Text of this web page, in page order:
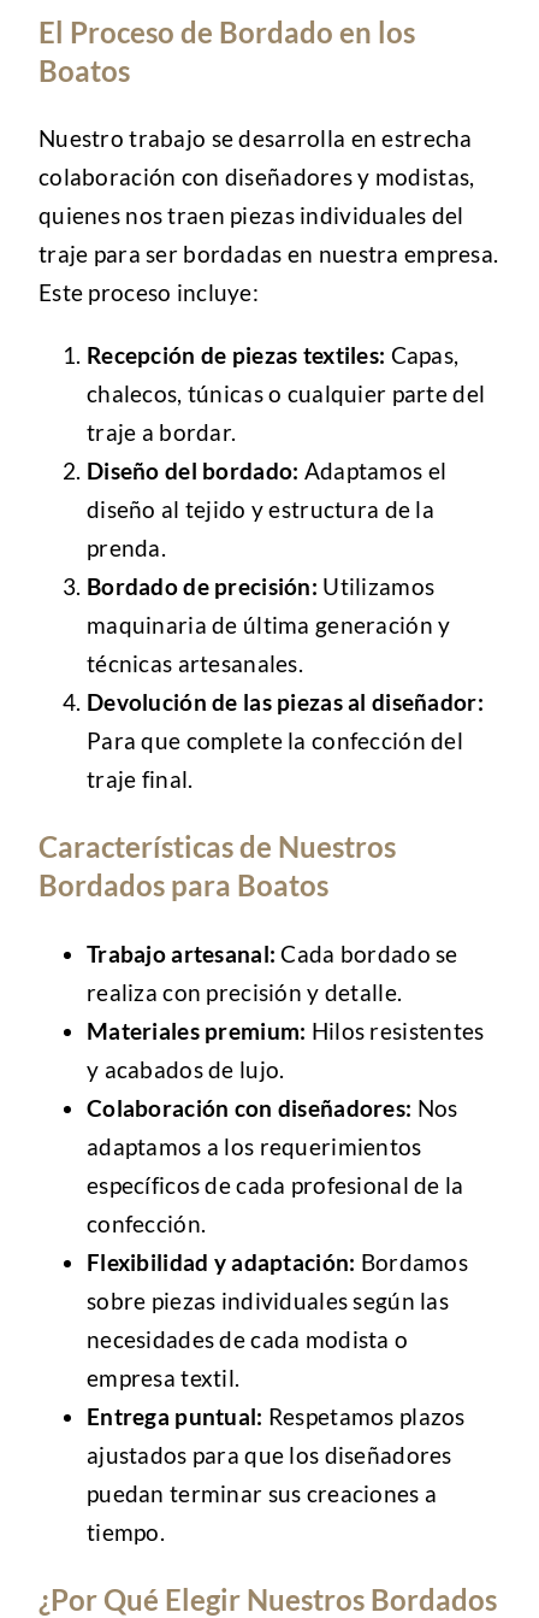
El Proceso de Bordado en los
Boatos
Nuestro trabajo se desarrolla en estrecha
colaboración con diseñadores y modistas,
quienes nos traen piezas individuales del
traje para ser bordadas en nuestra empresa.
Este proceso incluye:
Recepción de piezas textiles: Capas,
chalecos, túnicas o cualquier parte del
traje a bordar.
Diseño del bordado: Adaptamos el
diseño al tejido y estructura de la
prenda.
Bordado de precisión: Utilizamos
maquinaria de última generación y
técnicas artesanales.
Devolución de las piezas al diseñador:
Para que complete la confección del
traje final.
Características de Nuestros
Bordados para Boatos
Trabajo artesanal: Cada bordado se
realiza con precisión y detalle.
Materiales premium: Hilos resistentes
y acabados de lujo.
Colaboración con diseñadores: Nos
adaptamos a los requerimientos
específicos de cada profesional de la
confección.
Flexibilidad y adaptación: Bordamos
sobre piezas individuales según las
necesidades de cada modista o
empresa textil.
Entrega puntual: Respetamos plazos
ajustados para que los diseñadores
puedan terminar sus creaciones a
tiempo.
¿Por Qué Elegir Nuestros Bordados